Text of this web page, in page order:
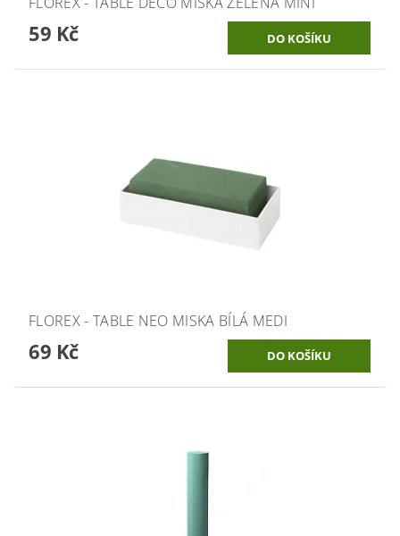
59 Kč
FLOREX - TABLE NEO MISKA BÍLÁ MEDI
69 Kč